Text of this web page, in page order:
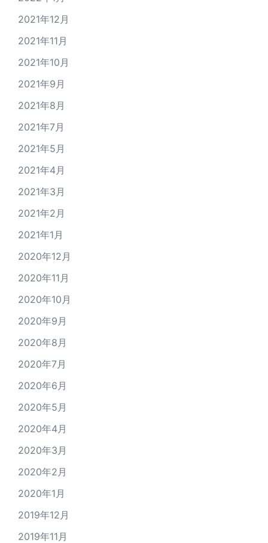
2021年12月
2021年11月
2021年10月
2021年9月
2021年8月
2021年7月
2021年5月
2021年4月
2021年3月
2021年2月
2021年1月
2020年12月
2020年11月
2020年10月
2020年9月
2020年8月
2020年7月
2020年6月
2020年5月
2020年4月
2020年3月
2020年2月
2020年1月
2019年12月
2019年11月